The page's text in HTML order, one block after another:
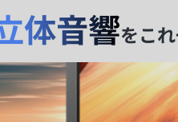
体音響をこ